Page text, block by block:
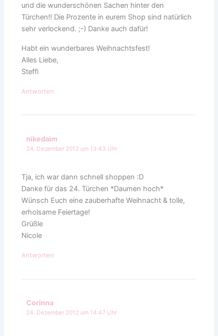
und die wunderschönen Sachen hinter den
Türchen!! Die Prozente in eurem Shop sind natürlich
sehr verlockend. ;-) Danke auch dafür!
Habt ein wunderbares Weihnachtsfest!
Alles Liebe,
Steffi
Antworten
nikedaim
24. Dezember 2012 um 13:43 Uhr
Tja, ich war dann schnell shoppen :D
Danke für das 24. Türchen *Daumen hoch*
Wünsch Euch eine zauberhafte Weihnacht & tolle,
erholsame Feiertage!
Grüßle
Nicole
Antworten
Corinna
24. Dezember 2012 um 14:47 Uhr